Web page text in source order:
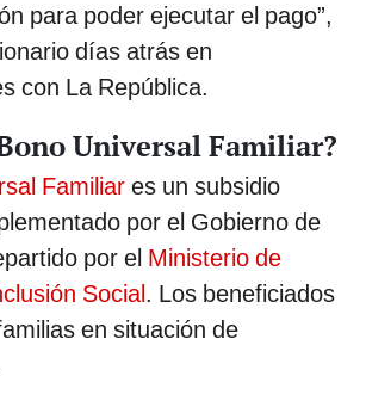
para poder ejecutar el pago”,
días atrás en
con La República.
Universal Familiar?
Familiar es un subsidio
por el Gobierno de
por el Ministerio de
Social. Los beneficiados
en situación de